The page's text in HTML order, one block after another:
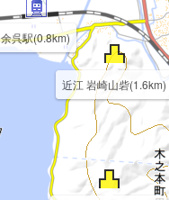
余呉駅(0.8km)
近江 岩崎山砦(1.6km)